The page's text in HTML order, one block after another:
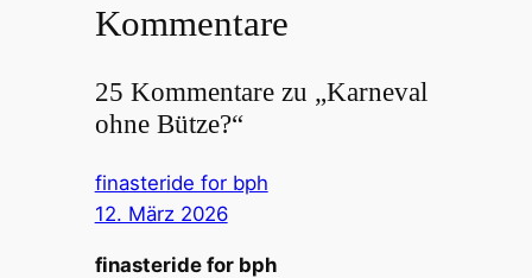
Kommentare
25 Kommentare zu „Karneval
ohne Bütze?“
finasteride for bph
12. März 2026
finasteride for bph